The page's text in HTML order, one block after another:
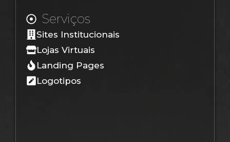
Serviços
Sites Institucionais
Lojas Virtuais
Landing Pages
Logotipos